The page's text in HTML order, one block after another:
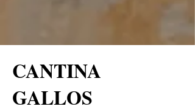
CANTINA
GALLOS